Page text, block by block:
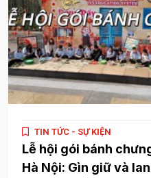
TIN TỨC - SỰ KIỆN
Lễ hội gói bánh
Hà Nội: Gìn giữ và